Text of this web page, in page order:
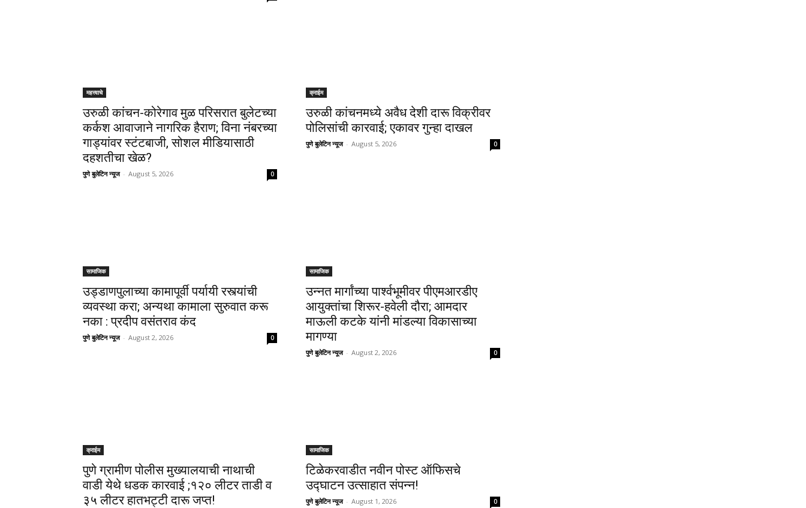
महत्त्वाचे
उरुळी कांचन-कोरेगाव मुळ परिसरात बुलेटच्या
कर्कश आवाजाने नागरिक हैराण; विना नंबरच्या
गाड्यांवर स्टंटबाजी, सोशल मीडियासाठी
दहशतीचा खेळ?
पुणे बुलेटिन न्यूज - August 5, 2026 0
क्राईम
उरुळी कांचनमध्ये अवैध देशी दारू विक्रीवर
पोलिसांची कारवाई; एकावर गुन्हा दाखल
पुणे बुलेटिन न्यूज - August 5, 2026 0
सामाजिक
उड्डाणपुलाच्या कामापूर्वी पर्यायी रस्त्यांची
व्यवस्था करा; अन्यथा कामाला सुरुवात करू
नका : प्रदीप वसंतराव कंद
पुणे बुलेटिन न्यूज - August 2, 2026 0
सामाजिक
उन्नत मार्गांच्या पार्श्वभूमीवर पीएमआरडीए
आयुक्तांचा शिरूर-हवेली दौरा; आमदार
माऊली कटके यांनी मांडल्या विकासाच्या
मागण्या
पुणे बुलेटिन न्यूज - August 2, 2026 0
क्राईम
पुणे ग्रामीण पोलीस मुख्यालयाची नाथाची
वाडी येथे धडक कारवाई ;१२० लीटर ताडी व
३५ लीटर हातभट्टी दारू जप्त!
सामाजिक
टिळेकरवाडीत नवीन पोस्ट ऑफिसचे
उद्घाटन उत्साहात संपन्न!
पुणे बुलेटिन न्यूज - August 1, 2026 0